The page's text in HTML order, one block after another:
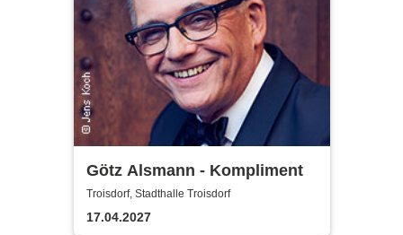
Götz Alsmann - Kompliment
Troisdorf, Stadthalle Troisdorf
17.04.2027